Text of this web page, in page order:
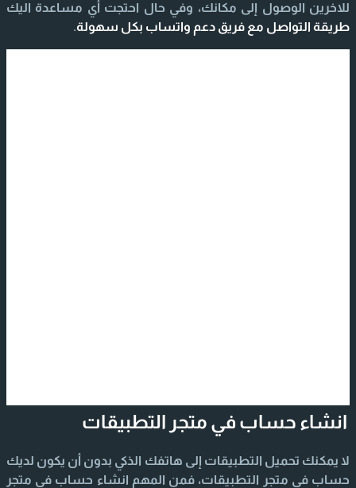
للاخرين الوصول إلى مكانك، وفي حال احتجت أي مساعدة اليك
طريقة التواصل مع فريق دعم واتساب بكل سهولة.
انشاء حساب في متجر التطبيقات
لا يمكنك تحميل التطبيقات إلى هاتفك الذكي بدون أن يكون لديك
حساب في متجر التطبيقات، فمن المهم انشاء حساب في متجر